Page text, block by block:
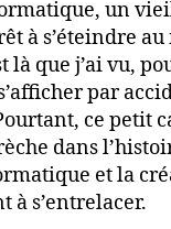
un
à s’éteindre
là que j’ai vu,
par
ce petit
dans
et la
à s’entrelacer.